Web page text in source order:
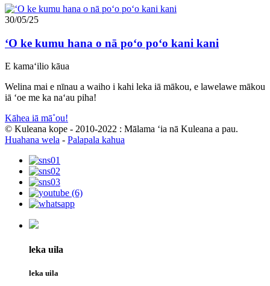
30/05/25
ʻO ke kumu hana o nā poʻo poʻo kani kani
E kamaʻilio kāua
Welina mai e nīnau a waiho i kahi leka iā mākou, e lawelawe mākou
iā ʻoe me ka naʻau piha!
Kāhea iā mā˚ou!
© Kuleana kope - 2010-2022 : Mālama ʻia nā Kuleana a pau.
Huahana wela - Palapala kahua
leka uila
leka uila